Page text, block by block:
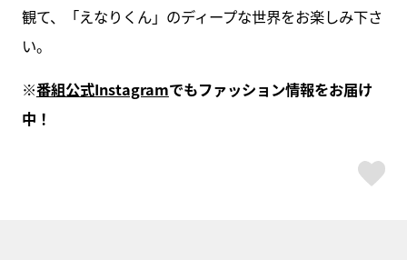
観て、「えなりくん」のディープな世界をお楽しみ下さ
い。
※番組公式Instagramでもファッション情報をお届け
中！